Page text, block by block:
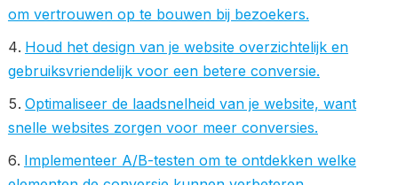
om vertrouwen op te bouwen bij bezoekers.
Houd het design van je website overzichtelijk en
gebruiksvriendelijk voor een betere conversie.
Optimaliseer de laadsnelheid van je website, want
snelle websites zorgen voor meer conversies.
Implementeer A/B-testen om te ontdekken welke